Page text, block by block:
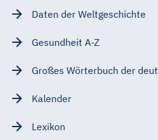
Daten der Weltgeschichte
Gesundheit A-Z
Großes Wörterbuch der
Kalender
Lexikon